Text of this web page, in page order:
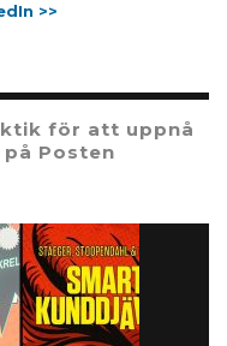
>>
för att uppnå
Posten